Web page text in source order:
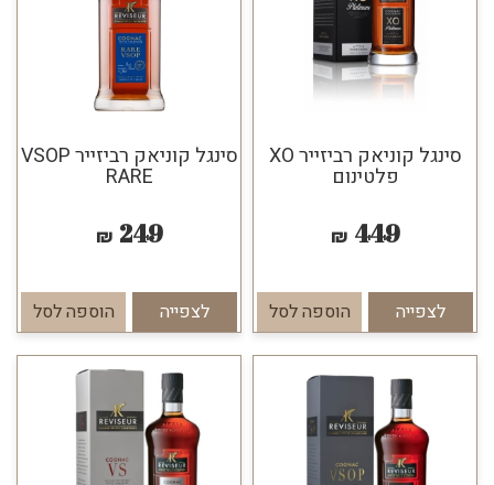
סינגל קוניאק רביזייר XO
פלטינום
449
₪
לצפייה הוספה לסל
סינגל קוניאק רביזייר VSOP
RARE
249
₪
לצפייה הוספה לסל